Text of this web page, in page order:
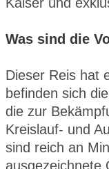
Was sind die
Dieser Reis hat
befinden sich
die zur
Kreislauf- und
sind reich an
ausgezeichnete